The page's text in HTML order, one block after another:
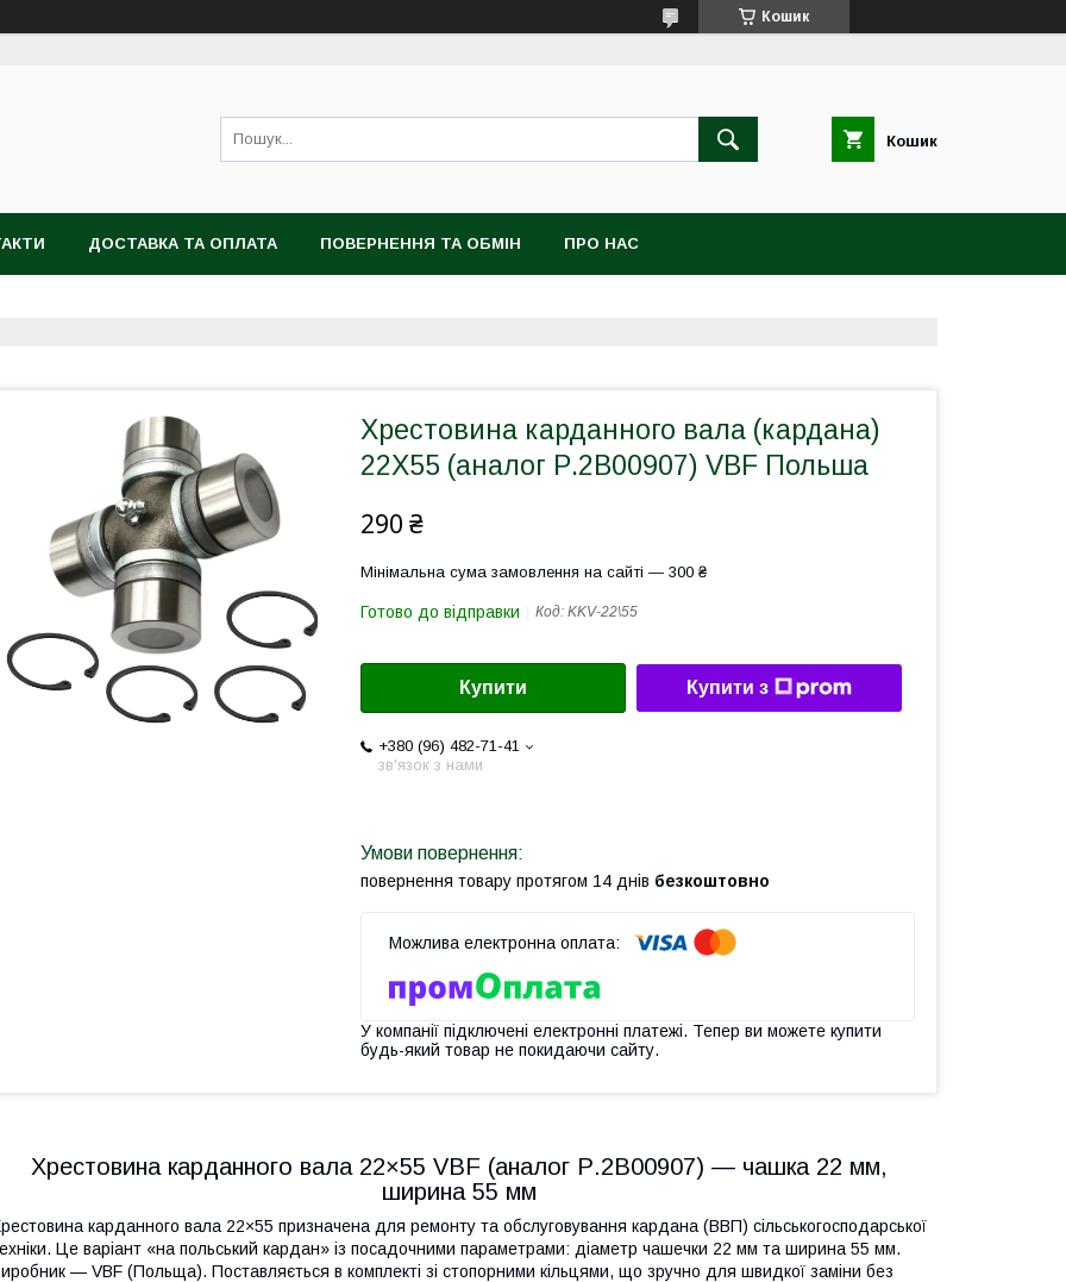
Кошик
Кошик
ДОСТАВКА ТА ОПЛАТА ПОВЕРНЕННЯ ТА ОБМІН ПРО НАС
Хрестовина карданного вала (кардана)
22Х55 (аналог Р.2В00907) VBF Польша
290 ₴
Мінімальна сума замовлення на сайті — 300 ₴
Готово до відправки Код: KKV-22\55
Купити Купити з
+380 (96) 482-71-41
зв'язок з нами
повернення товару протягом 14 днів безкоштовно
У компанії підключені електронні платежі. Тепер ви можете купити
будь-який товар не покидаючи сайту.
Хрестовина карданного вала 22×55 VBF (аналог Р.2В00907) — чашка 22 мм,
ширина 55 мм
карданного вала 22×55 призначена для ремонту та обслуговування кардана (ВВП) сільськогосподарської
Це варіант «на польський кардан» із посадочними параметрами: діаметр чашечки 22 мм та ширина 55 мм.
— VBF (Польща). Поставляється в комплекті зі стопорними кільцями, що зручно для швидкої заміни без